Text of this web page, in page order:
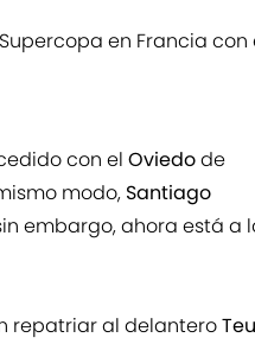
en Francia con
con el Oviedode
modo, Santiago
embargo, ahora está a
repatriar al delantero